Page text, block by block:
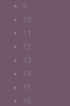
9
10
11
12
13
14
15
16